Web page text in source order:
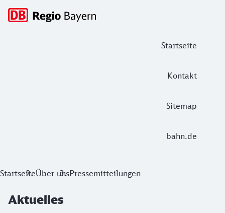
Startseite
Kontakt
Sitemap
bahn.de
Hauptnavigation
Aktuelles
StartseiteÜber unsPressemitteilungen
Aktuelles